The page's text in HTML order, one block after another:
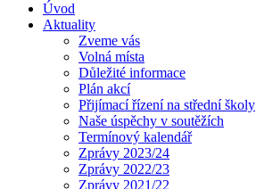
Úvod
Aktuality
Zveme vás
Volná místa
Důležité informace
Plán akcí
Přijímací řízení na střední školy
Naše úspěchy v soutěžích
Termínový kalendář
Zprávy 2023/24
Zprávy 2022/23
Zprávy 2021/22